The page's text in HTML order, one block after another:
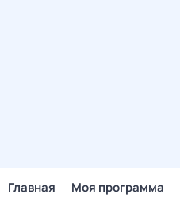
Главная Моя программа